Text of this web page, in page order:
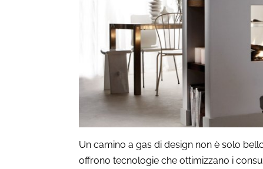
Un camino a gas di design non è solo
offrono tecnologie che ottimizzano i